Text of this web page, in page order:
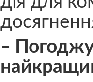
‒